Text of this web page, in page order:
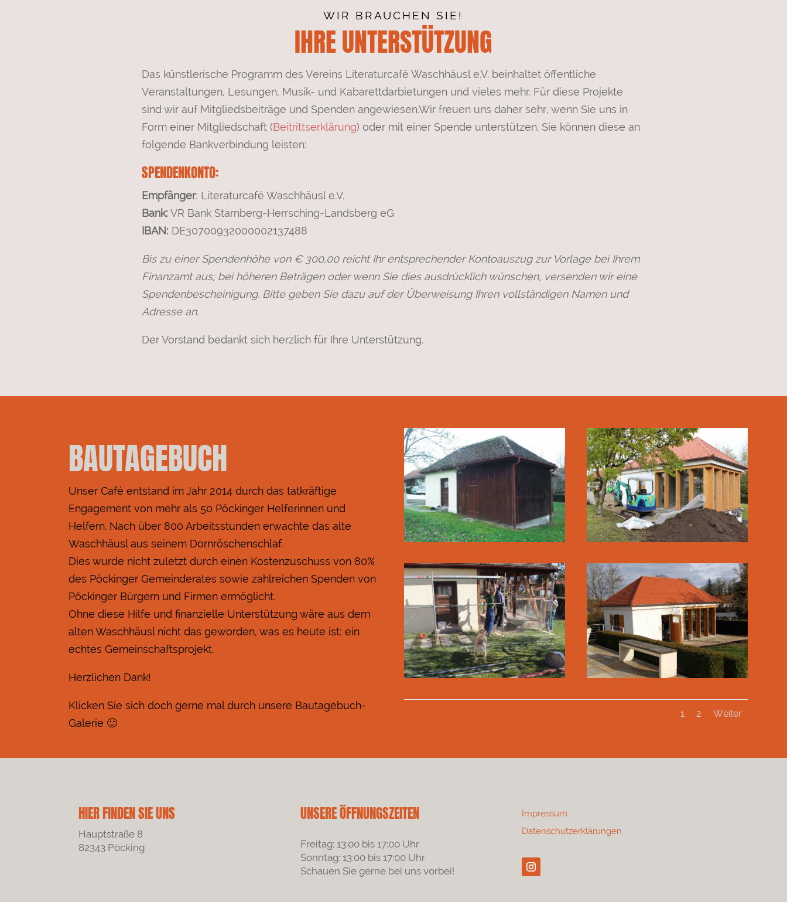
WIR BRAUCHEN SIE!
IHRE UNTERSTÜTZUNG
Das künstlerische Programm des Vereins Literaturcafé Waschhäusl e.V. beinhaltet öffentliche
Veranstaltungen, Lesungen, Musik- und Kabarettdarbietungen und vieles mehr. Für diese Projekte
sind wir auf Mitgliedsbeiträge und Spenden angewiesen.Wir freuen uns daher sehr, wenn Sie uns in
Form einer Mitgliedschaft (Beitrittserklärung) oder mit einer Spende unterstützen. Sie können diese an
folgende Bankverbindung leisten:
SPENDENKONTO:
Empfänger: Literaturcafé Waschhäusl e.V.
Bank: VR Bank Starnberg-Herrsching-Landsberg eG
IBAN: DE30700932000002137488
Bis zu einer Spendenhöhe von € 300,00 reicht Ihr entsprechender Kontoauszug zur Vorlage bei Ihrem
Finanzamt aus; bei höheren Beträgen oder wenn Sie dies ausdrücklich wünschen, versenden wir eine
Spendenbescheinigung. Bitte geben Sie dazu auf der Überweisung Ihren vollständigen Namen und
Adresse an.
Der Vorstand bedankt sich herzlich für Ihre Unterstützung.
BAUTAGEBUCH
Unser Café entstand im Jahr 2014 durch das tatkräftige
Engagement von mehr als 50 Pöckinger Helferinnen und
Helfern. Nach über 800 Arbeitsstunden erwachte das alte
Waschhäusl aus seinem Dornröschenschlaf.
Dies wurde nicht zuletzt durch einen Kostenzuschuss von 80%
des Pöckinger Gemeinderates sowie zahlreichen Spenden von
Pöckinger Bürgern und Firmen ermöglicht.
Ohne diese Hilfe und finanzielle Unterstützung wäre aus dem
alten Waschhäusl nicht das geworden, was es heute ist: ein
echtes Gemeinschaftsprojekt.
Herzlichen Dank!
Klicken Sie sich doch gerne mal durch unsere Bautagebuch-
Galerie 🙂
1 2 Weiter
HIER FINDEN SIE UNS
Hauptstraße 8
82343 Pöcking
UNSERE ÖFFNUNGSZEITEN
Freitag: 13:00 bis 17:00 Uhr
Sonntag: 13:00 bis 17:00 Uhr
Schauen Sie gerne bei uns vorbei!
Impressum
Datenschutzerklärungen